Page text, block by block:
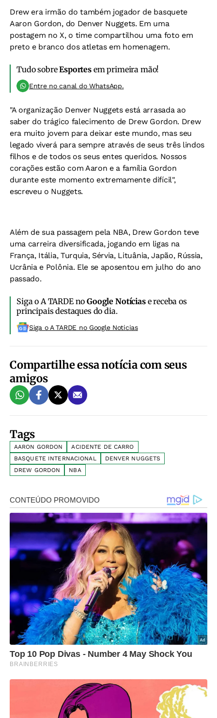
Drew era irmão do também jogador de basquete
Aaron Gordon, do Denver Nuggets. Em uma
postagem no X, o time compartilhou uma foto em
preto e branco dos atletas em homenagem.
Tudo sobreEsportesem primeira mão!
Entre no canal do WhatsApp.
"A organização Denver Nuggets está arrasada ao
saber do trágico falecimento de Drew Gordon. Drew
era muito jovem para deixar este mundo, mas seu
legado viverá para sempre através de seus três lindos
filhos e de todos os seus entes queridos. Nossos
corações estão com Aaron e a família Gordon
durante este momento extremamente difícil",
escreveu o Nuggets.
Além de sua passagem pela NBA, Drew Gordon teve
uma carreira diversificada, jogando em ligas na
França, Itália, Turquia, Sérvia, Lituânia, Japão, Rússia,
Ucrânia e Polônia. Ele se aposentou em julho do ano
passado.
Siga o A TARDE noGoogle Notíciase receba os
principais destaques do dia.
Siga o A TARDE no Google Noticias
Compartilhe essa notícia com seus
amigos
Tags
AARON GORDON
ACIDENTE DE CARRO
BASQUETE INTERNACIONAL
DENVER NUGGETS
DREW GORDON
NBA